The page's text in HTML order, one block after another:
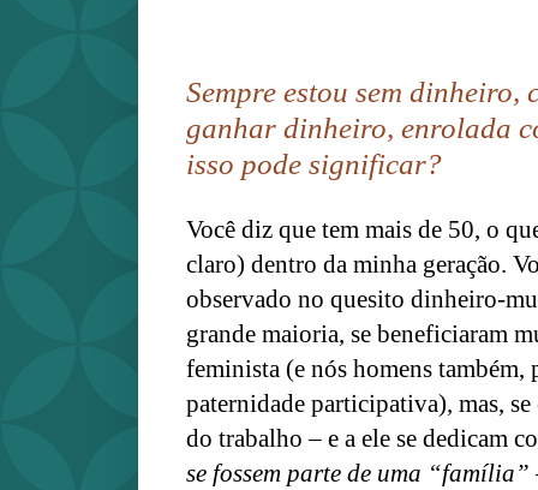
Sempre estou sem dinheiro,
ganhar dinheiro, enrolada
isso pode significar?
Você diz que tem mais de 50, o
claro) dentro da minha geração.
observado no quesito dinheiro-
grande maioria, se beneficiaram
feminista (e nós homens também,
paternidade participativa), mas,
do trabalho – e a ele se dedicam
se fossem parte de uma “família”